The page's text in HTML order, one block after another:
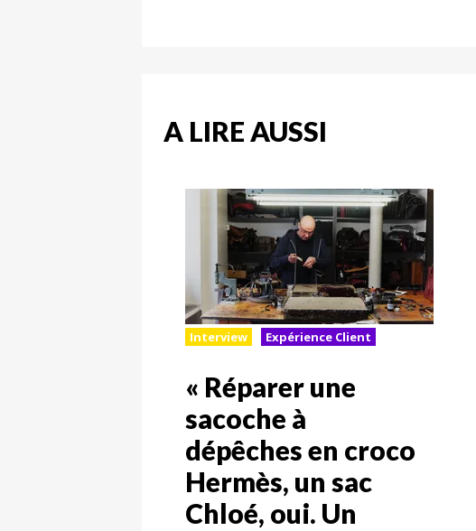
A LIRE AUSSI
Interview Expérience Client
« Réparer une
sacoche à
dépêches en croco
Hermès, un sac
Chloé, oui. Un